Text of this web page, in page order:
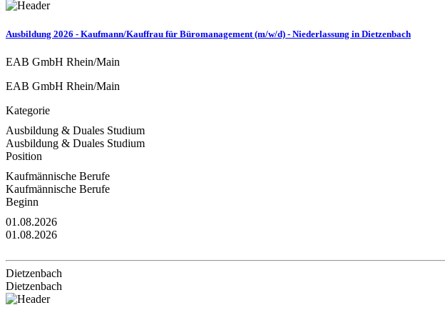
Ausbildung 2026 - Kaufmann/Kauffrau für Büromanagement (m/w/d) - Niederlassung in Dietzenbach
EAB GmbH Rhein/Main
EAB GmbH Rhein/Main
Kategorie
Ausbildung & Duales Studium
Ausbildung & Duales Studium
Position
Kaufmännische Berufe
Kaufmännische Berufe
Beginn
01.08.2026
01.08.2026
Dietzenbach
Dietzenbach